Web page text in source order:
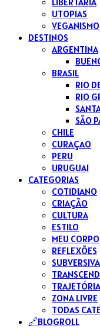
UTOPIAS
VEGANISMO
DESTINOS
ARGENTINA
BRASIL
RIO
RIO
SÃO
CHILE
CURAÇAO
PERU
URUGUAI
CATEGORIAS
COTIDIANO
CRIAÇÃO
CULTURA
ESTILO
MEU CORPO
REFLEXÕES
SUBVERSIVA
ZONA LIVRE
TODAS
🔗BLOGROLL